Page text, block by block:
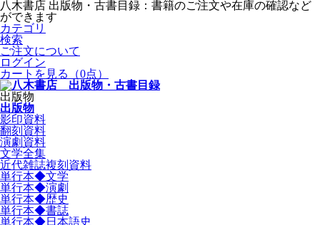
八木書店 出版物・古書目録：書籍のご注文や在庫の確認など
ができます
カテゴリ
検索
ご注文について
ログイン
カートを見る
（0点）
出版物
出版物
影印資料
翻刻資料
演劇資料
文学全集
近代雑誌複刻資料
単行本◆文学
単行本◆演劇
単行本◆歴史
単行本◆書誌
単行本◆日本語史